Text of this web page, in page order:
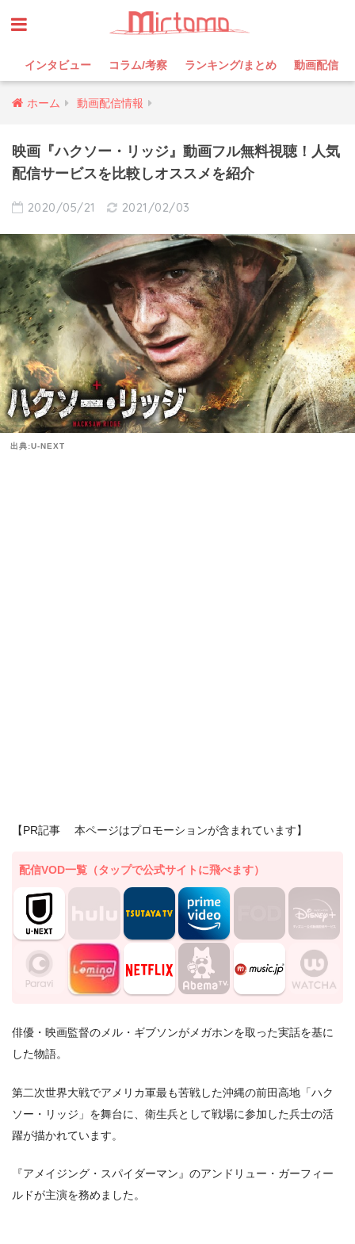
インタビュー コラム/考察 ランキング/まとめ 動画配信
ホーム 動画配信情報
映画『ハクソー・リッジ』動画フル無料視聴！人気
配信サービスを比較しオススメを紹介
2020/05/21 2021/02/03
出典:U-NEXT
【PR記事 本ページはプロモーションが含まれています】
配信VOD一覧（タップで公式サイトに飛べます）
俳優・映画監督のメル・ギブソンがメガホンを取った実話を基に
した物語。
第二次世界大戦でアメリカ軍最も苦戦した沖縄の前田高地「ハク
ソー・リッジ」を舞台に、衛生兵として戦場に参加した兵士の活
躍が描かれています。
『アメイジング・スパイダーマン』のアンドリュー・ガーフィー
ルドが主演を務めました。